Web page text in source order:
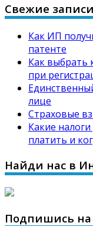
Свежие записи
Как ИП
патенте
Как выбрать
при
лице
Страховые
Какие
платить и
Найди нас в
Подпишись на